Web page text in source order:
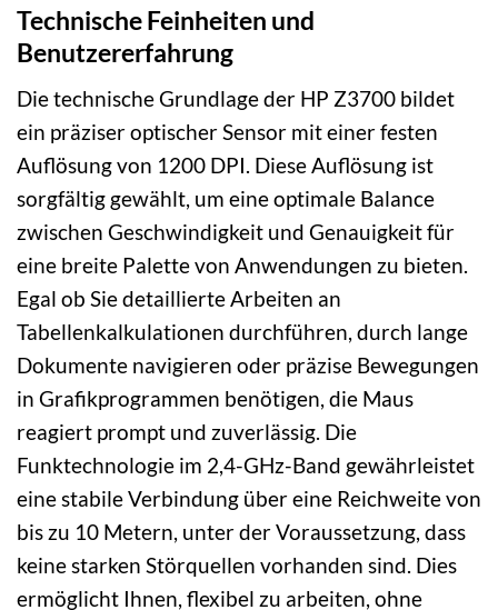
Technische Feinheiten und
Benutzererfahrung
Die technische Grundlage der HP Z3700 bildet
ein präziser optischer Sensor mit einer festen
Auflösung von 1200 DPI. Diese Auflösung ist
sorgfältig gewählt, um eine optimale Balance
zwischen Geschwindigkeit und Genauigkeit für
eine breite Palette von Anwendungen zu bieten.
Egal ob Sie detaillierte Arbeiten an
Tabellenkalkulationen durchführen, durch lange
Dokumente navigieren oder präzise Bewegungen
in Grafikprogrammen benötigen, die Maus
reagiert prompt und zuverlässig. Die
Funktechnologie im 2,4-GHz-Band gewährleistet
eine stabile Verbindung über eine Reichweite von
bis zu 10 Metern, unter der Voraussetzung, dass
keine starken Störquellen vorhanden sind. Dies
ermöglicht Ihnen, flexibel zu arbeiten, ohne